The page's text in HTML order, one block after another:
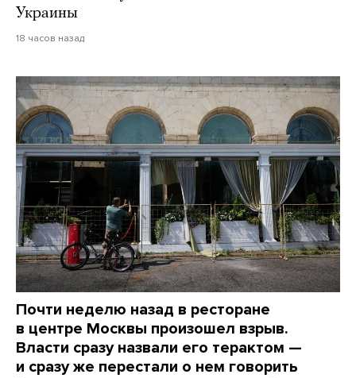
Украины
18 часов назад
Почти неделю назад в ресторане
в центре Москвы произошел взрыв.
Власти сразу назвали его терактом —
и сразу же перестали о нем говорить